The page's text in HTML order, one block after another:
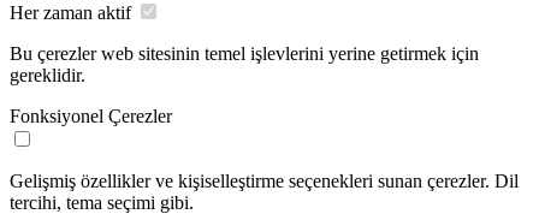
Her zaman aktif
Bu çerezler web sitesinin temel işlevlerini yerine getirmek için
gereklidir.
Fonksiyonel Çerezler
Gelişmiş özellikler ve kişiselleştirme seçenekleri sunan çerezler. Dil
tercihi, tema seçimi gibi.